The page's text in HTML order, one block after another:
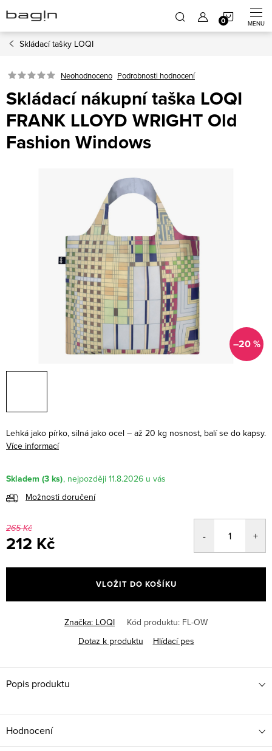
na
obsah
Skládací tašky LOQI
Neohodnoceno Podrobnosti hodnocení
Skládací nákupní taška LOQI
FRANK LLOYD WRIGHT Old
Fashion Windows
–20 %
Lehká jako pírko, silná jako ocel – až 20 kg nosnost, balí se do kapsy.
Více informací
Skladem (3 ks)
11.8.2026
Možnosti doručení
265 Kč
212 Kč
cena:
VLOŽIT DO KOŠÍKU
Značka: LOQI Kód produktu: FL-OW
Dotaz k produktu
Hlídací pes
Popis produktu
Hodnocení